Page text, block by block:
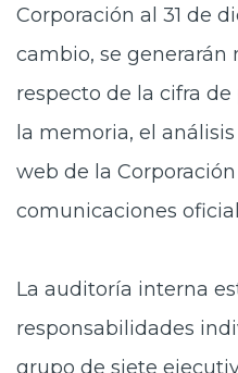
Corporación al 31 de
cambio, se generarán
respecto de la cifra
la memoria, el
web de la
comunicaciones
La auditoría interna
responsabilidades
grupo de siete